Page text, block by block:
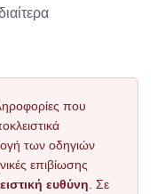
που
των οδηγιών
επιβίωσης
ευθύνη . Σε